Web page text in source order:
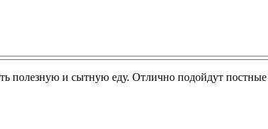
полезную и сытную еду. Отлично подойдут